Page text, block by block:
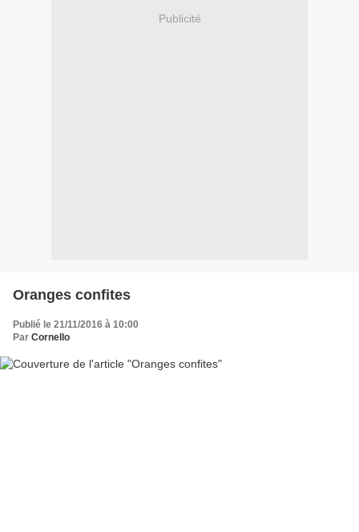
Publicité
Oranges confites
Publié le 21/11/2016 à 10:00
Par Cornello